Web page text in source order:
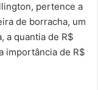
pertence a
de borracha, um
a quantia de R$
importância de R$